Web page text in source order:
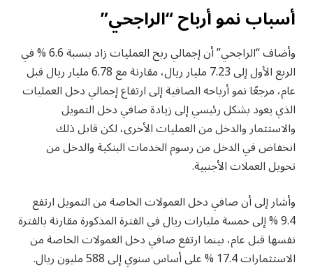
أسباب نمو أرباح “الراجحي”
وأضاف “الراجحي” أن إجمالي ربح العمليات زاد بنسبة 6.6 % في
الربع الأول إلى 7.23 مليار ريال، مقارنة مع 6.78 مليار ريال قبل
عام، مرجعًا نمو أرباحه الصافية إلى ارتفاع إجمالي دخل العمليات
الذي يعود بشكل رئيسي إلى زيادة صافي دخل التمويل
والاستثمار والدخل من العمليات الأخرى، لكن قابل ذلك
انخفاض في الدخل من رسوم الخدمات البنكية والدخل من
تحويل العملات الأجنبية.
وأشار إلى أن صافي دخل العمولات الخاصة من التمويل ارتفع
9.4 % إلى خمسة مليارات ريال في الفترة المذكورة مقارنة بالفترة
نفسها قبل عام، بينما ارتفع صافي دخل العمولات الخاصة من
الاستثمارات 17.4 % على أساس سنوي إلى 588 مليون ريال.